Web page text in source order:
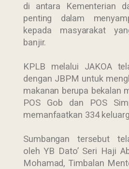
di antara Kementerian
penting dalam
kepada masyarakat
banjir.
KPLB melalui JAKOA
dengan JBPM untuk
makanan berupa bekalan
POS Gob dan POS
memanfaatkan 334
Sumbangan tersebut
oleh YB Dato’ Seri Haji
Mohamad, Timbalan